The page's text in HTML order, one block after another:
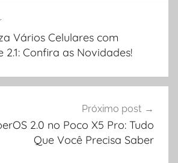
Vários Celulares com
2.1: Confira as Novidades!
Próximo post
2.0 no Poco X5 Pro: Tudo
Que Você Precisa Saber